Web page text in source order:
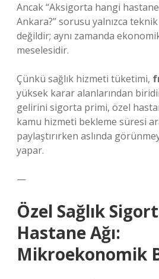
Ancak “Aksigorta hangi
Ankara?” sorusu yalnızca
değildir; aynı zamanda
meselesidir.
Çünkü sağlık hizmeti tüketimi,
yüksek karar alanlarından
gelirini sigorta primi, özel
kamu hizmeti bekleme süresi
paylaştırırken aslında
yapar.
—
Özel Sağlık
Hastane Ağı:
Mikroekonomik